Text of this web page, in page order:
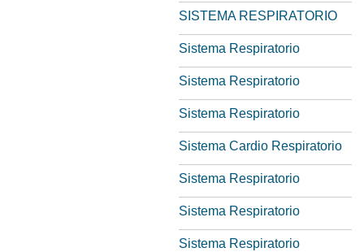
SISTEMA RESPIRATORIO
Sistema Respiratorio
Sistema Respiratorio
Sistema Respiratorio
Sistema Cardio Respiratorio
Sistema Respiratorio
Sistema Respiratorio
Sistema Respiratorio